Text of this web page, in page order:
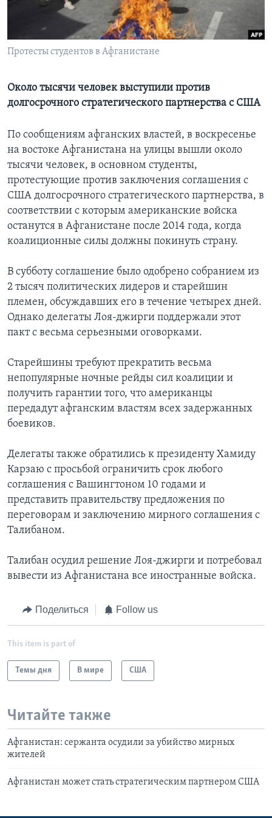
Learning English
СОЦИАЛЬНЫЕ СЕТИ
Языки
Протесты студентов в Афганистане
Около тысячи человек выступили против
долгосрочного стратегического партнерства с США
По сообщениям афганских властей, в воскресенье
на востоке Афганистана на улицы вышли около
тысячи человек, в основном студенты,
протестующие против заключения соглашения с
США долгосрочного стратегического партнерства, в
соответствии с которым американские войска
останутся в Афганистане после 2014 года, когда
коалиционные силы должны покинуть страну.
В субботу соглашение было одобрено собранием из
2 тысяч политических лидеров и старейшин
племен, обсуждавших его в течение четырех дней.
Однако делегаты Лоя-джирги поддержали этот
пакт с весьма серьезными оговорками.
Старейшины требуют прекратить весьма
непопулярные ночные рейды сил коалиции и
получить гарантии того, что американцы
передадут афганским властям всех задержанных
боевиков.
Делегаты также обратились к президенту Хамиду
Карзаю с просьбой ограничить срок любого
соглашения с Вашингтоном 10 годами и
представить правительству предложения по
переговорам и заключению мирного соглашения с
Талибаном.
Талибан осудил решение Лоя-джирги и потребовал
вывести из Афганистана все иностранные войска.
Поделиться Follow us
This item is part of
Темы дня В мире США
Читайте также
Афганистан: сержанта осудили за убийство мирных
жителей
Афганистан может стать стратегическим партнером США